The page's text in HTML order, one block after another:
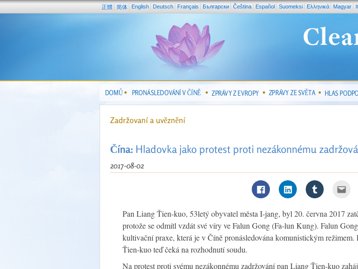
正體 简体 English Deutsch Français Български Čeština Español Suomeksi Ελληνικά Magyar
DOMŮ PRONÁSLEDOVÁNÍ V ČÍNĚ ZPRÁVY Z EVROPY ZPRÁVY ZE SVĚTA HLAS
Zadržovaní a uvěznění
Čína: Hladovka jako protest proti nezákonnému
2017-08-02
Pan Liang Ťien-kuo, 53letý obyvatel města I-jang, byl 20. června 2017
protože se odmítl vzdát své víry ve Falun Gong (Fa-lun Kung). Falun
kultivační praxe, která je v Číně pronásledována komunistickým režimem.
Ťien-kuo teď čeká na rozhodnutí soudu.
Na protest proti svému nezákonnému zadržování pan Liang Ťien-kuo